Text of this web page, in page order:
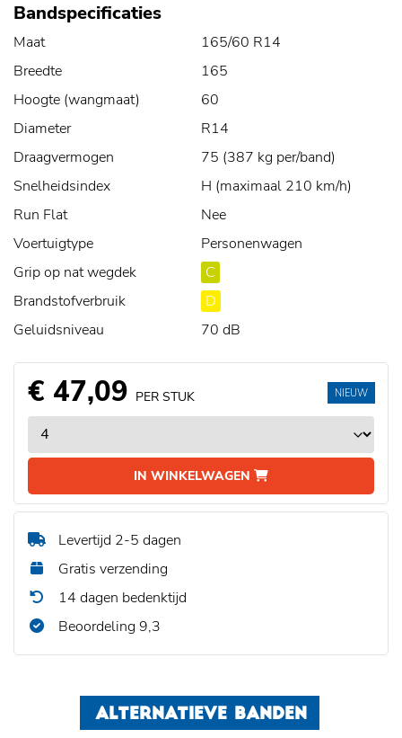
Bandspecificaties
Maat
165/60 R14
Breedte
165
Hoogte (wangmaat)
60
Diameter
R14
Draagvermogen
75 (387 kg per/band)
Snelheidsindex
H (maximaal 210 km/h)
Run Flat
Nee
Voertuigtype
Personenwagen
Grip op nat wegdek
C
Brandstofverbruik
D
Geluidsniveau
70 dB
€ 47,09 PER STUK
IN WINKELWAGEN
NIEUW
Levertijd 2-5 dagen
Gratis verzending
14 dagen bedenktijd
Beoordeling 9,3
ALTERNATIEVE BANDEN